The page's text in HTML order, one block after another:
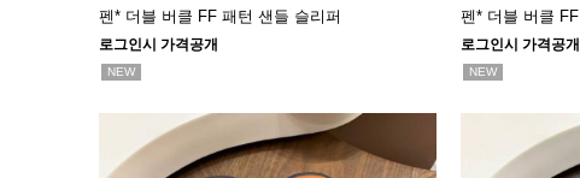
펜* 더블 버클 FF 패턴 샌들 슬리퍼
로그인시 가격공개
NEW
펜* 더블 버클
로그인시 가격공개
NEW